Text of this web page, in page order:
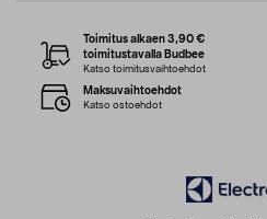
Toimitus alkaen 3,90 €
toimitustavalla Budbee
Katso toimitusvaihtoehdot
Maksuvaihtoehdot
Katso ostoehdot